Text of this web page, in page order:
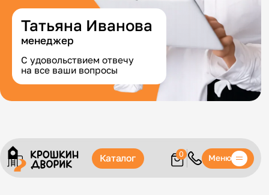
Татьяна Иванова
менеджер
С удовольствием отвечу
на все ваши вопросы
Каталог 0 Меню